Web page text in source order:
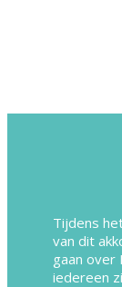
Tijdens
van dit
gaan over
iedereen